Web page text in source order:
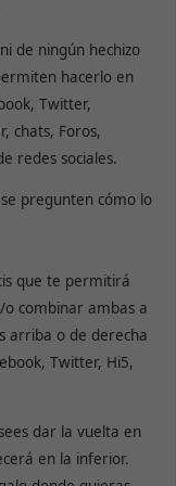
de ningún hechizo
hacerlo en
Twitter,
chats, Foros,
redes sociales.
pregunten cómo lo
que te permitirá
combinar ambas a
arriba o de derecha
Twitter, Hi5,
dar la vuelta en
en la inferior.